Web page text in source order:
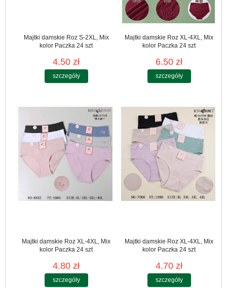
Majtki damskie Roz S-2XL, Mix
kolor Paczka 24 szt
4.50 zł
szczegóły
Majtki damskie Roz XL-4XL, Mix
kolor Paczka 24 szt
6.50 zł
szczegóły
Majtki damskie Roz XL-4XL, Mix
kolor Paczka 24 szt
4.80 zł
szczegóły
Majtki damskie Roz XL-4XL, Mix
kolor Paczka 24 szt
4.70 zł
szczegóły